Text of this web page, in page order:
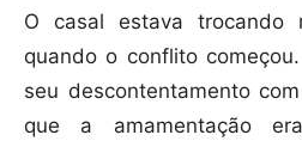
O casal estava trocando
quando o conflito
seu descontentamento
que a amamentação